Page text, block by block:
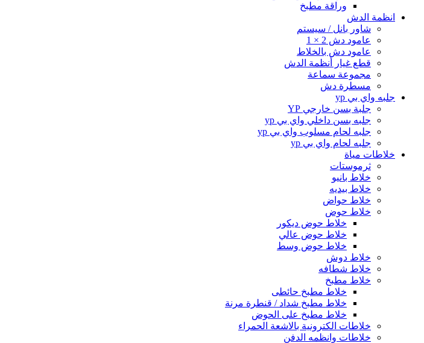
وراقة مطبخ
انظمة الدش
شاور بانل / سيستم
عامود دش 2 × 1
عامود دش بالخلاط
قطع غيار أنظمة الدش
مجموعة سماعة
مسطرة دش
جلبه واي بي yp
جلبة بسن خارجي YP
جلبه بسن داخلي واي بي yp
جلبه لحام مسلوب واي بي yp
جلبه لحام واي بي yp
خلاطات مياة
ثرموستات
خلاط بانيو
خلاط بيديه
خلاط حواض
خلاط حوض
خلاط حوض ديكور
خلاط حوض عالي
خلاط حوض وسط
خلاط دوش
خلاط شطافه
خلاط مطبخ
خلاط مطبخ حائطى
خلاط مطبخ شداد / قنطرة مرنة
خلاط مطبخ على الحوض
خلاطات الكترونية بالاشعة الحمراء
خلاطات وانظمه الدفن